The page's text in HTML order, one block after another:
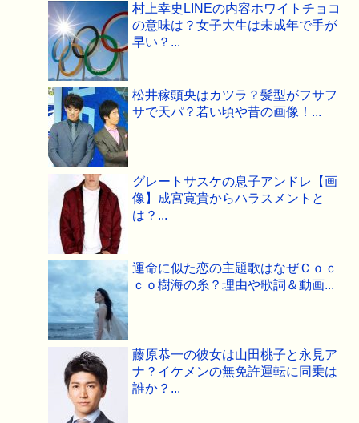
村上幸史LINEの内容ホワイトチョコ
の意味は？女子大生は未成年で手が
早い？...
松井稼頭央はカツラ？髪型がフサフ
サで天パ？若い頃や昔の画像！...
グレートサスケの息子アンドレ【画
像】成宮寛貴からハラスメントと
は？...
運命に似た恋の主題歌はなぜＣｏｃ
ｃｏ樹海の糸？理由や歌詞＆動画...
藤原恭一の彼女は山田桃子と永見ア
ナ？イケメンの無免許運転に同乗は
誰か？...